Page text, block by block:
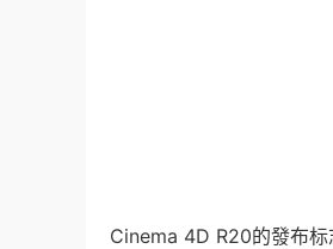
Cinema 4D R20的發布